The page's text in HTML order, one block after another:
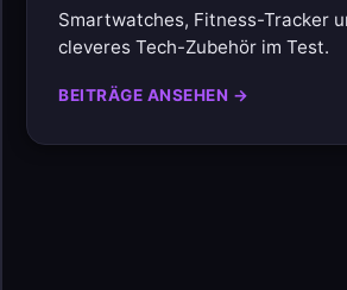
Smartwatches, Fitness-Tracker
cleveres Tech-Zubehör im Test.
BEITRÄGE ANSEHEN →